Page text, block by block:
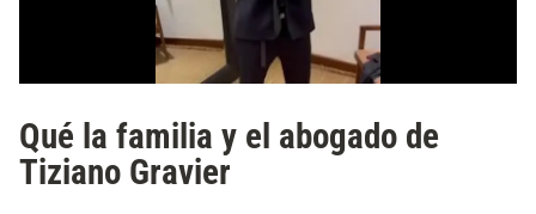
Qué la familia y el abogado de
Tiziano Gravier